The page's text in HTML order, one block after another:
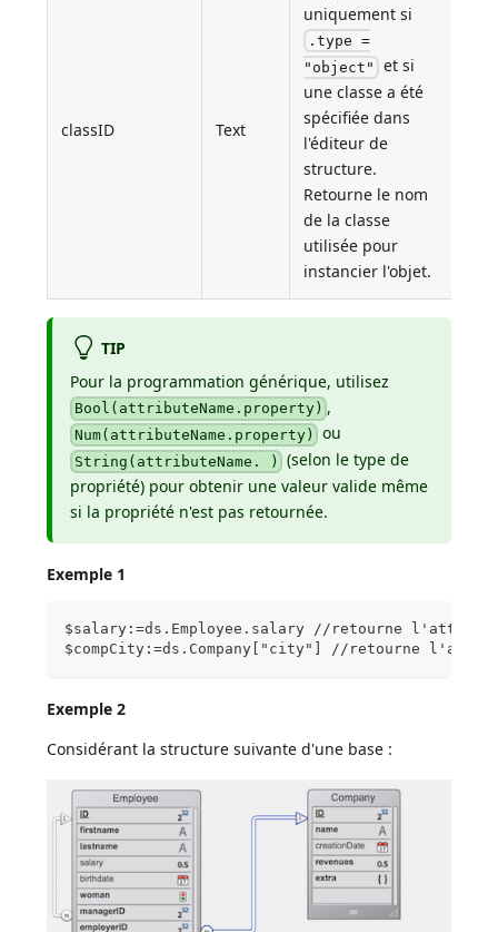
classID Text
uniquement si
.type =
"object" et si
une classe a été
spécifiée dans
l'éditeur de
structure.
Retourne le nom
de la classe
utilisée pour
instancier l'objet.
TIP
Pour la programmation générique, utilisez
Bool(attributeName.property) ,
Num(attributeName.property) ou
String(attributeName. ) (selon le type de
propriété) pour obtenir une valeur valide même
si la propriété n'est pas retournée.
Exemple 1
$salary:=ds.Employee.salary //retourne
$compCity:=ds.Company["city"] //retourne
Exemple 2
Considérant la structure suivante d'une base :